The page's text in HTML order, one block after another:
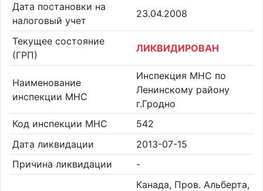
Дата постановки на
налоговый учет
23.04.2008
Текущее состояние
(ГРП)
ЛИКВИДИРОВАН
Наименование
инспекции МНС
Инспекция МНС по
Ленинскому району
г.Гродно
Код инспекции МНС
542
Дата ликвидации
2013-07-15
Причина ликвидации
-
Канада, Пров. Альберта,